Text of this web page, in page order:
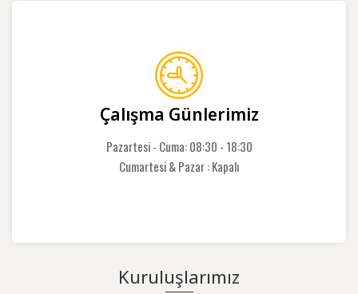
Çalışma Günlerimiz
Pazartesi - Cuma: 08:30 - 18:30
Cumartesi & Pazar : Kapalı
Kuruluşlarımız